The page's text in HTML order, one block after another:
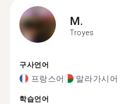
M.
Troyes
구사언어
프랑스어 말라가시어
학습언어